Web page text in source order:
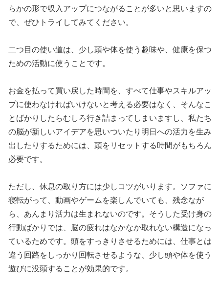
らかの形で収入アップにつながることが多いと思いますの
で、ぜひトライしてみてください。
二つ目の使い道は、少し頭や体を使う趣味や、健康を保つ
ための活動に使うことです。
お金を払って買い戻した時間を、すべて仕事やスキルアッ
プに使わなければいけないと考える必要はなく、そんなこ
とばかりしたらむしろ行き詰まってしまいますし、私たち
の脳が新しいアイデアを思いついたり明日への活力を生み
出したりするためには、頭をリセットする時間がもちろん
必要です。
ただし、休息の取り方には少しコツがいります。ソファに
寝転がって、動画やゲームを楽しんでいても、残念なが
ら、あんまり活力は生まれないのです。そうした受け身の
行動ばかりでは、脳の疲れはなかなか取れない構造になっ
ているためです。頭をすっきりさせるためには、仕事とは
違う回路をしっかり回転させるような、少し頭や体を使う
遊びに没頭することが効果的です。